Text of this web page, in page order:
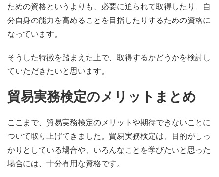
ための資格というよりも、必要に迫られて取得したり、自
分自身の能力を高めることを目指したりするための資格に
なっています。
そうした特徴を踏まえた上で、取得するかどうかを検討し
ていただきたいと思います。
貿易実務検定のメリットまとめ
ここまで、貿易実務検定のメリットや期待できないことに
ついて取り上げてきました。貿易実務検定は、目的がしっ
かりとしている場合や、いろんなことを学びたいと思った
場合には、十分有用な資格です。